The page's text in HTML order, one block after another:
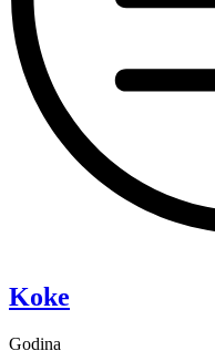
Koke
Godina